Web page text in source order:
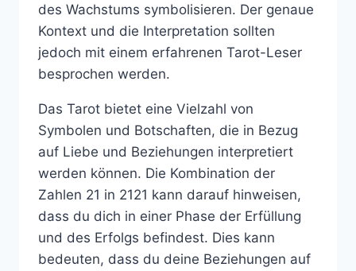
des Wachstums symbolisieren. Der genaue
Kontext und die Interpretation sollten
jedoch mit einem erfahrenen Tarot-Leser
besprochen werden.
Das Tarot bietet eine Vielzahl von
Symbolen und Botschaften, die in Bezug
auf Liebe und Beziehungen interpretiert
werden können. Die Kombination der
Zahlen 21 in 2121 kann darauf hinweisen,
dass du dich in einer Phase der Erfüllung
und des Erfolgs befindest. Dies kann
bedeuten, dass du deine Beziehungen auf